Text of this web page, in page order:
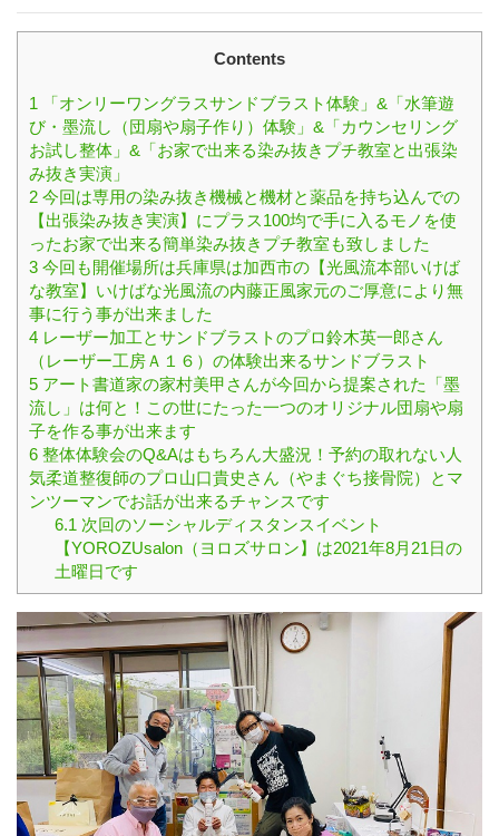
Contents
1 「オンリーワングラスサンドブラスト体験」&「水筆遊
び・墨流し（団扇や扇子作り）体験」&「カウンセリング
お試し整体」&「お家で出来る染み抜きプチ教室と出張染
み抜き実演」
2 今回は専用の染み抜き機械と機材と薬品を持ち込んでの
【出張染み抜き実演】にプラス100均で手に入るモノを使
ったお家で出来る簡単染み抜きプチ教室も致しました
3 今回も開催場所は兵庫県は加西市の【光風流本部いけば
な教室】いけばな光風流の内藤正風家元のご厚意により無
事に行う事が出来ました
4 レーザー加工とサンドブラストのプロ鈴木英一郎さん
（レーザー工房Ａ１６）の体験出来るサンドブラスト
5 アート書道家の家村美甲さんが今回から提案された「墨
流し」は何と！この世にたった一つのオリジナル団扇や扇
子を作る事が出来ます
6 整体体験会のQ&Aはもちろん大盛況！予約の取れない人
気柔道整復師のプロ山口貴史さん（やまぐち接骨院）とマ
ンツーマンでお話が出来るチャンスです
6.1 次回のソーシャルディスタンスイベント
【YOROZUsalon（ヨロズサロン】は2021年8月21日の
土曜日です